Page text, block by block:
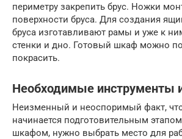
периметру закрепить брус. Ножки
поверхности бруса. Для создания
бруса изготавливают рамы и уже к
стенки и дно. Готовый шкаф можно
покрасить.
Необходимые инструменты
Неизменный и неоспоримый факт,
начинается подготовительным
шкафом, нужно выбрать место для